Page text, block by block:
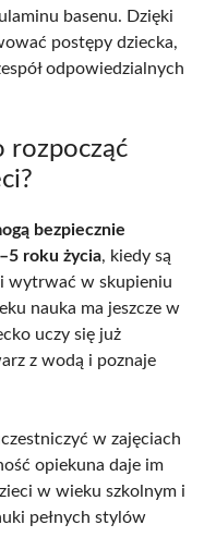
basenu. Dzięki
postępy dziecka,
odpowiedzialnych
rozpocząć
bezpiecznie
roku życia, kiedy są
wytrwać w skupieniu
nauka ma jeszcze w
uczy się już
z wodą i poznaje
w zajęciach
opiekuna daje im
w wieku szkolnym i
pełnych stylów